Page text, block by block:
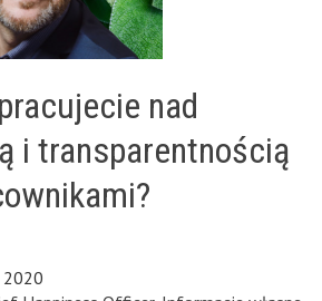
nad
i transparentnością
2020